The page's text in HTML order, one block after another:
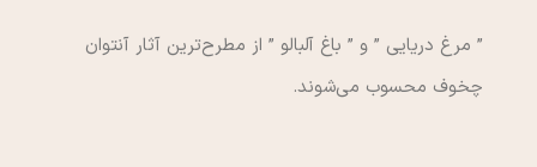
” مرغ دریایی ” و ” باغ آلبالو ” از مطرح‌ترین آثار آنتوان
چخوف محسوب می‌شوند.